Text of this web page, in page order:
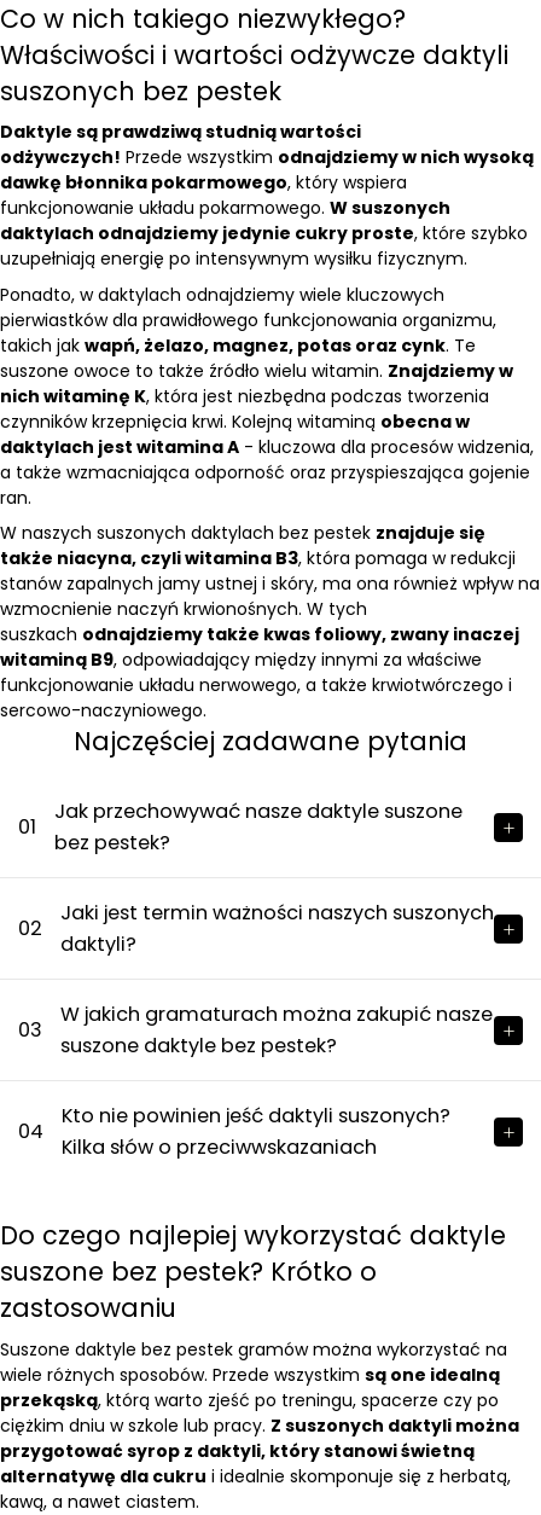
Co w nich takiego niezwykłego?
Właściwości i wartości odżywcze daktyli
suszonych bez pestek
Daktyle są prawdziwą studnią wartości
odżywczych! Przede wszystkim odnajdziemy w nich wysoką
dawkę błonnika pokarmowego, który wspiera
funkcjonowanie układu pokarmowego. W suszonych
daktylach odnajdziemy jedynie cukry proste, które szybko
uzupełniają energię po intensywnym wysiłku fizycznym.
Ponadto, w daktylach odnajdziemy wiele kluczowych
pierwiastków dla prawidłowego funkcjonowania organizmu,
takich jak wapń, żelazo, magnez, potas oraz cynk. Te
suszone owoce to także źródło wielu witamin. Znajdziemy w
nich witaminę K, która jest niezbędna podczas tworzenia
czynników krzepnięcia krwi. Kolejną witaminą obecna w
daktylach jest witamina A - kluczowa dla procesów widzenia,
a także wzmacniająca odporność oraz przyspieszająca gojenie
ran.
W naszych suszonych daktylach bez pestek znajduje się
także niacyna, czyli witamina B3, która pomaga w redukcji
stanów zapalnych jamy ustnej i skóry, ma ona również wpływ na
wzmocnienie naczyń krwionośnych. W tych
suszkach odnajdziemy także kwas foliowy, zwany inaczej
witaminą B9, odpowiadający między innymi za właściwe
funkcjonowanie układu nerwowego, a także krwiotwórczego i
sercowo-naczyniowego.
Najczęściej zadawane pytania
01
Jak przechowywać nasze daktyle suszone
bez pestek?
02
Jaki jest termin ważności naszych suszonych
daktyli?
03
W jakich gramaturach można zakupić nasze
suszone daktyle bez pestek?
04
Kto nie powinien jeść daktyli suszonych?
Kilka słów o przeciwwskazaniach
Do czego najlepiej wykorzystać daktyle
suszone bez pestek? Krótko o
zastosowaniu
Suszone daktyle bez pestek gramów można wykorzystać na
wiele różnych sposobów. Przede wszystkim są one idealną
przekąską, którą warto zjeść po treningu, spacerze czy po
ciężkim dniu w szkole lub pracy. Z suszonych daktyli można
przygotować syrop z daktyli, który stanowi świetną
alternatywę dla cukru i idealnie skomponuje się z herbatą,
kawą, a nawet ciastem.